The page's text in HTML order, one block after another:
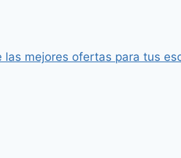
mejores ofertas para tus